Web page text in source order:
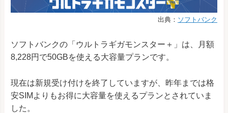
出典： ソフトバンク
ソフトバンクの「ウルトラギガモンスター＋」は、月額
8,228円で50GBを使える大容量プランです。
現在は新規受け付けを終了していますが、昨年までは格
安SIMよりもお得に大容量を使えるプランとされていま
した。